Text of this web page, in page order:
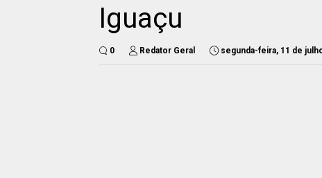
Iguaçu
0 Redator Geral segunda-feira, 11 de